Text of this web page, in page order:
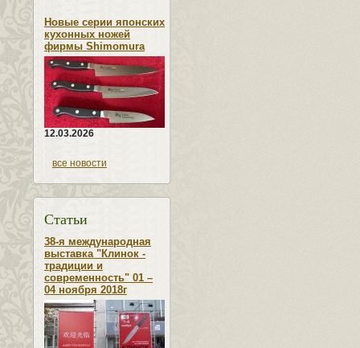
Новые серии японских
кухонных ножей
фирмы Shimomura
12.03.2026
все новости
Статьи
38-я международная
выставка "Клинок -
традиции и
современность" 01 –
04 ноября 2018г